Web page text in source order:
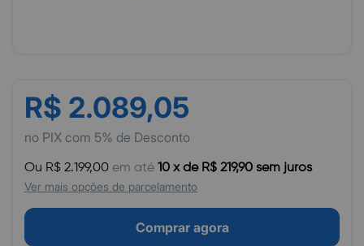
R$ 2.089,05
no PIX com 5% de Desconto
Ou R$ 2.199,00 em até 10 x de R$ 219,90 sem juros
Ver mais opções de parcelamento
Comprar agora